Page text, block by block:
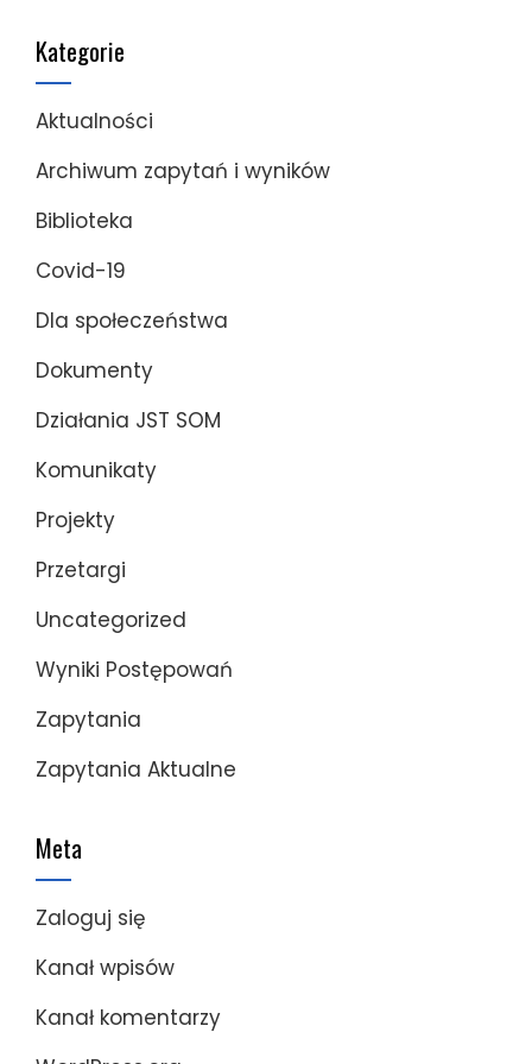
Kategorie
Aktualności
Archiwum zapytań i wyników
Biblioteka
Covid-19
Dla społeczeństwa
Dokumenty
Działania JST SOM
Komunikaty
Projekty
Przetargi
Uncategorized
Wyniki Postępowań
Zapytania
Zapytania Aktualne
Meta
Zaloguj się
Kanał wpisów
Kanał komentarzy